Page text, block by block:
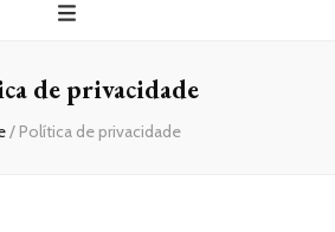
de privacidade
/ Política de privacidade